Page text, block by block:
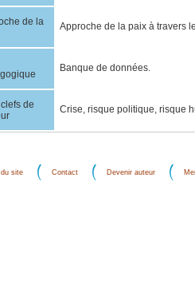
de la
Approche de la paix à travers
Banque de données.
de
Crise, risque politique, risque
du site Contact Devenir auteur